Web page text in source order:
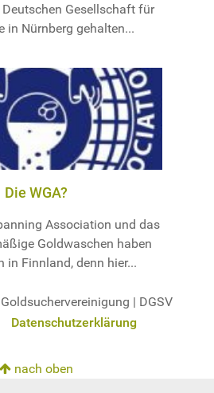
Gesellschaft für
in Nürnberg gehalten...
Die WGA?
Association und das
Goldwaschen haben
in Finnland, denn hier...
| DGSV
Datenschutzerklärung
nach oben